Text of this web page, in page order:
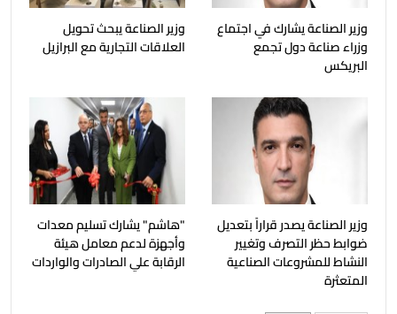
وزير الصناعة يشارك في اجتماع
وزراء صناعة دول تجمع
البريكس
وزير الصناعة يبحث تحويل
العلاقات التجارية مع البرازيل
وزير الصناعة يصدر قراراً بتعديل
ضوابط حظر التصرف وتغيير
النشاط للمشروعات الصناعية
المتعثرة
"هاشم" يشارك تسليم معدات
وأجهزة لدعم معامل هيئة
الرقابة علي الصادرات والواردات